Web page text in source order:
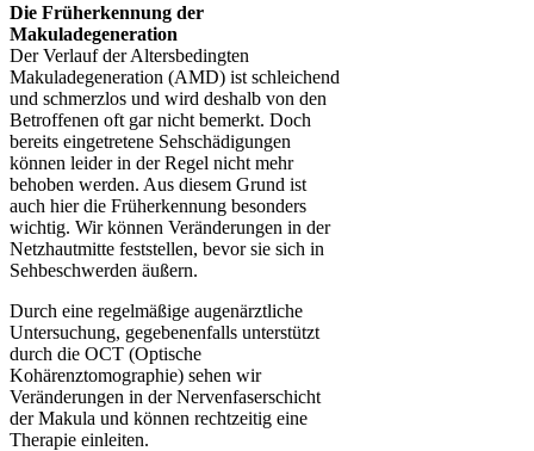
Die Früherkennung der
Makuladegeneration
Der Verlauf der Altersbedingten
Makuladegeneration (AMD) ist schleichend
und schmerzlos und wird deshalb von den
Betroffenen oft gar nicht bemerkt. Doch
bereits eingetretene Sehschädigungen
können leider in der Regel nicht mehr
behoben werden. Aus diesem Grund ist
auch hier die Früherkennung besonders
wichtig. Wir können Veränderungen in der
Netzhautmitte feststellen, bevor sie sich in
Sehbeschwerden äußern.
Durch eine regelmäßige augenärztliche
Untersuchung, gegebenenfalls unterstützt
durch die OCT (Optische
Kohärenztomographie) sehen wir
Veränderungen in der Nervenfaserschicht
der Makula und können rechtzeitig eine
Therapie einleiten.